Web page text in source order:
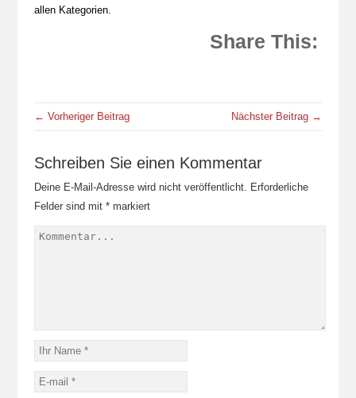
allen Kategorien.
Share This:
← Vorheriger Beitrag Nächster Beitrag →
Schreiben Sie einen Kommentar
Deine E-Mail-Adresse wird nicht veröffentlicht. Erforderliche
Felder sind mit *markiert